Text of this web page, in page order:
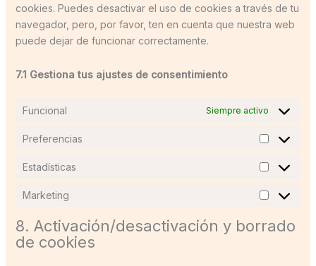
cookies. Puedes desactivar el uso de cookies a través de tu
navegador, pero, por favor, ten en cuenta que nuestra web
puede dejar de funcionar correctamente.
7.1 Gestiona tus ajustes de consentimiento
Funcional Siempre activo
Preferencias
Estadísticas
Marketing
8. Activación/desactivación y borrado
de cookies